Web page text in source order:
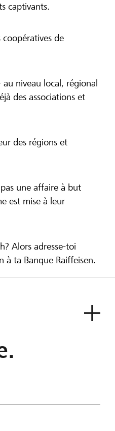
captivants.
de
niveau local, régional
des associations et
des régions et
une affaire à but
est mise à leur
Alors adresse-toi
à ta Banque Raiffeisen.